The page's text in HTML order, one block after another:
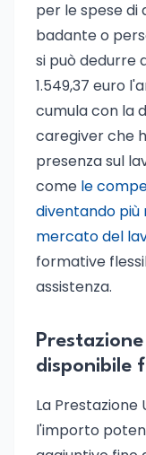
per le spese di
badante o
si può dedurre
1.549,37 euro
cumula con la
caregiver che
presenza sul
come le
diventando più
mercato del
formative
assistenza.
disponibile
La Prestazione
l'importo